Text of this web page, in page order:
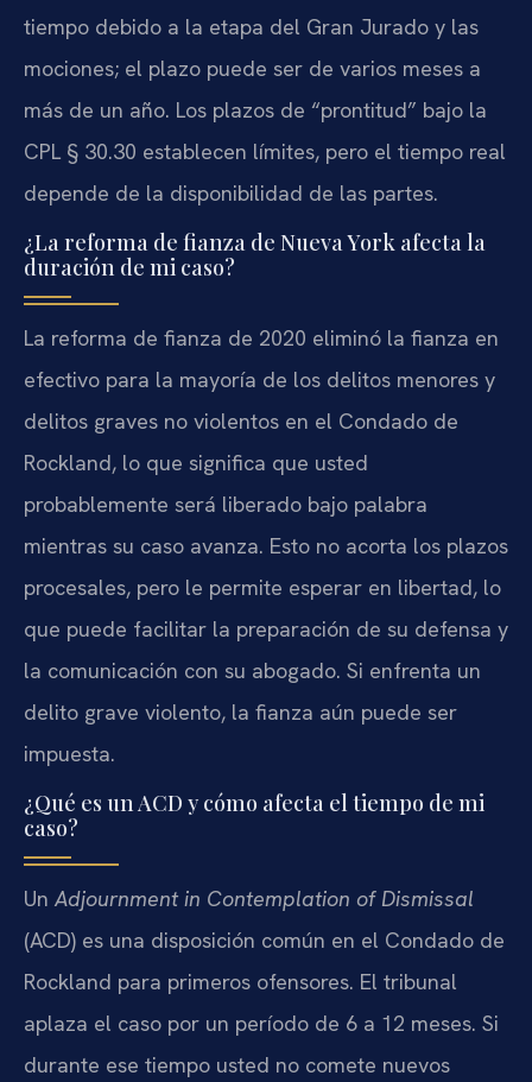
tiempo debido a la etapa del Gran Jurado y las
mociones; el plazo puede ser de varios meses a
más de un año. Los plazos de “prontitud” bajo la
CPL § 30.30 establecen límites, pero el tiempo real
depende de la disponibilidad de las partes.
¿La reforma de fianza de Nueva York afecta la
duración de mi caso?
La reforma de fianza de 2020 eliminó la fianza en
efectivo para la mayoría de los delitos menores y
delitos graves no violentos en el Condado de
Rockland, lo que significa que usted
probablemente será liberado bajo palabra
mientras su caso avanza. Esto no acorta los plazos
procesales, pero le permite esperar en libertad, lo
que puede facilitar la preparación de su defensa y
la comunicación con su abogado. Si enfrenta un
delito grave violento, la fianza aún puede ser
impuesta.
¿Qué es un ACD y cómo afecta el tiempo de mi
caso?
Un Adjournment in Contemplation of Dismissal
(ACD) es una disposición común en el Condado de
Rockland para primeros ofensores. El tribunal
aplaza el caso por un período de 6 a 12 meses. Si
durante ese tiempo usted no comete nuevos